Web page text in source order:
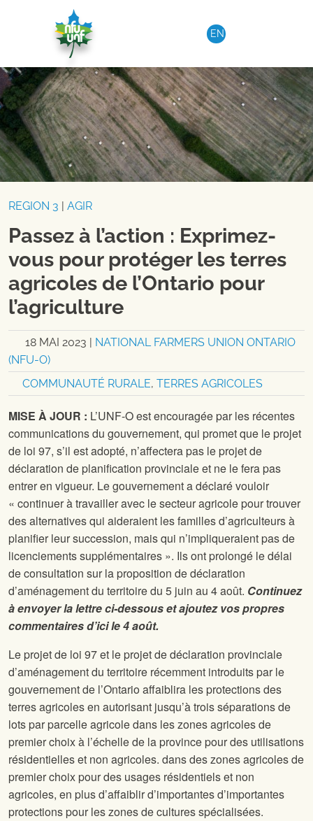
Aller au contenu
EN
REGION 3 AGIR
Passez à l’action : Exprimez-
vous pour protéger les terres
agricoles de l’Ontario pour
l’agriculture
18 MAI 2023
NATIONAL FARMERS UNION ONTARIO
(NFU-O)
COMMUNAUTÉ RURALE, TERRES AGRICOLES
MISE À JOUR : L’UNF-O est encouragée par les récentes
communications du gouvernement, qui promet que le projet
de loi 97, s’il est adopté, n’affectera pas le projet de
déclaration de planification provinciale et ne le fera pas
entrer en vigueur. Le gouvernement a déclaré vouloir
« continuer à travailler avec le secteur agricole pour trouver
des alternatives qui aideraient les familles d’agriculteurs à
planifier leur succession, mais qui n’impliqueraient pas de
licenciements supplémentaires ». Ils ont prolongé le délai
de consultation sur la proposition de déclaration
d’aménagement du territoire du 5 juin au 4 août. Continuez
à envoyer la lettre ci-dessous et ajoutez vos propres
commentaires d’ici le 4 août.
Le projet de loi 97 et le projet de déclaration provinciale
d’aménagement du territoire récemment introduits par le
gouvernement de l’Ontario affaiblira les protections des
terres agricoles en autorisant jusqu’à trois séparations de
lots par parcelle agricole dans les zones agricoles de
premier choix à l’échelle de la province pour des utilisations
résidentielles et non agricoles. dans des zones agricoles de
premier choix pour des usages résidentiels et non
agricoles, en plus d’affaiblir d’importantesd’importantes
protections pour les zones de cultures spécialisées.